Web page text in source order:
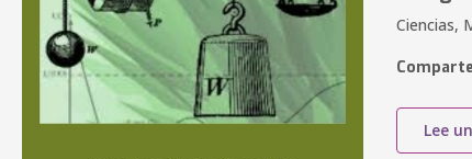
Ciencias,
Lee